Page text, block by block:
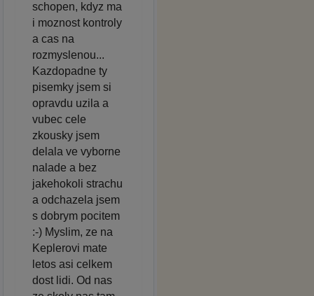
schopen, kdyz ma
i moznost kontroly
a cas na
rozmyslenou...
Kazdopadne ty
pisemky jsem si
opravdu uzila a
vubec cele
zkousky jsem
delala ve vyborne
nalade a bez
jakehokoli strachu
a odchazela jsem
s dobrym pocitem
:-) Myslim, ze na
Keplerovi mate
letos asi celkem
dost lidi. Od nas